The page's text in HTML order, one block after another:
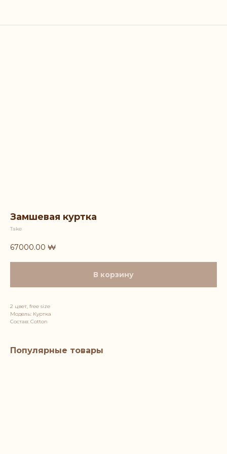
Замшевая куртка
Take
67000.00 ₩
В корзину
2 цвет, free size
Модель: Куртка
Состав: Cotton
Популярные товары